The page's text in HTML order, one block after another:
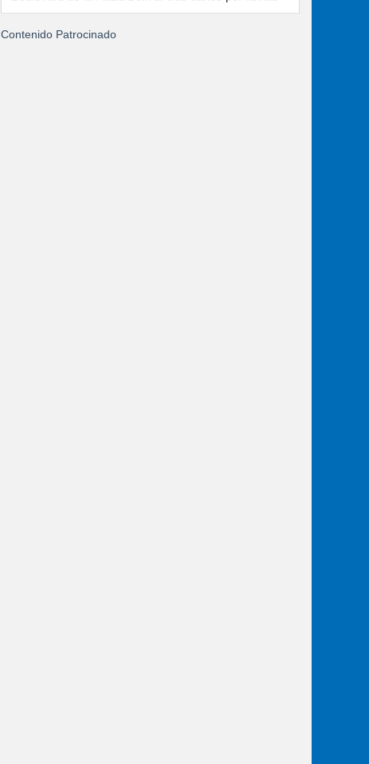
Contenido Patrocinado